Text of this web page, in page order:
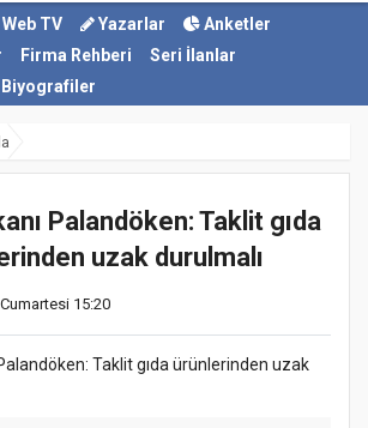
Web TV Yazarlar
Anketler
Firma Rehberi
Seri İlanlar
Biyografiler
Palandöken: Taklit gıda
uzak durulmalı
15:20